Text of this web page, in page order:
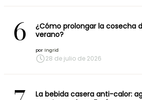
6
¿Cómo prolongar la cosecha
verano?
por Ingrid
28 de julio de 2026
La bebida casera anti-calor: